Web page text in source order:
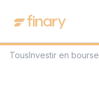
TousInvestir en bourse